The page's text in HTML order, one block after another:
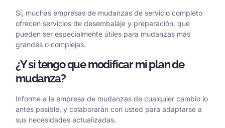
Sí, muchas empresas de mudanzas de servicio completo
ofrecen servicios de desembalaje y preparación, que
pueden ser especialmente útiles para mudanzas más
grandes o complejas.
¿Y si tengo que modificar mi plan de
mudanza?
Informe a la empresa de mudanzas de cualquier cambio lo
antes posible, y colaborarán con usted para adaptarse a
sus necesidades actualizadas.